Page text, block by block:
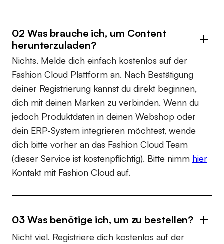
02 Was brauche ich, um Content
herunterzuladen?
Nichts. Melde dich einfach kostenlos auf der
Fashion Cloud Plattform an. Nach Bestätigung
deiner Registrierung kannst du direkt beginnen,
dich mit deinen Marken zu verbinden. Wenn du
jedoch Produktdaten in deinen Webshop oder
dein ERP-System integrieren möchtest, wende
dich bitte vorher an das Fashion Cloud Team
(dieser Service ist kostenpflichtig). Bitte nimm hier
Kontakt mit Fashion Cloud auf.
03 Was benötige ich, um zu bestellen?
Nicht viel. Registriere dich kostenlos auf der